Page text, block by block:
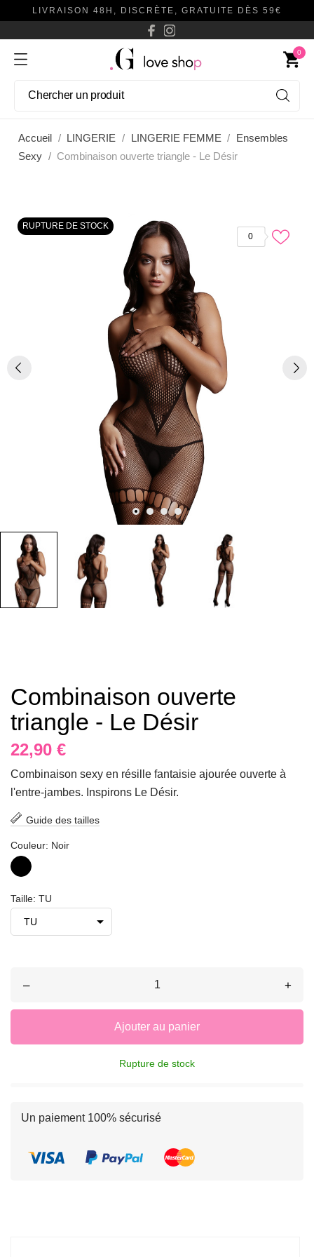
LIVRAISON 48H, DISCRÈTE, GRATUITE DÈS 59€
shopping_cart
0
Accueil LINGERIE LINGERIE FEMME
Ensembles
Sexy
Combinaison ouverte triangle - Le Désir
RUPTURE DE STOCK
0
Combinaison ouverte
triangle - Le Désir
22,90 €
Combinaison sexy en résille fantaisie ajourée ouverte à
l'entre-jambes. Inspirons Le Désir.
Guide des tailles
Couleur: Noir
Noir
Taille: TU
– +
Ajouter au panier
Rupture de stock
Un paiement 100% sécurisé